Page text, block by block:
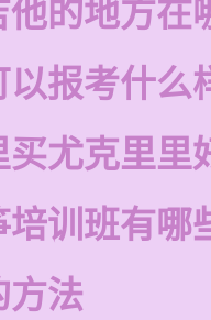
他的地方在
以报考什么
买尤克里里
培训班有哪
方法